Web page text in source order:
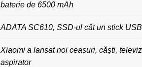
baterie de 6500 mAh
ADATA SC610, SSD-ul cât un stick USB
Xiaomi a lansat noi ceasuri, căști,
aspirator